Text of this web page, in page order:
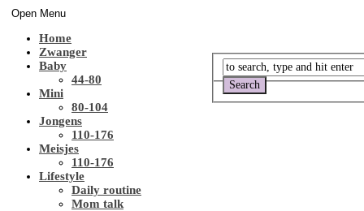
Open Menu
Home
Zwanger
Baby
44-80
Mini
80-104
Jongens
110-176
Meisjes
110-176
Lifestyle
Daily routine
Mom talk